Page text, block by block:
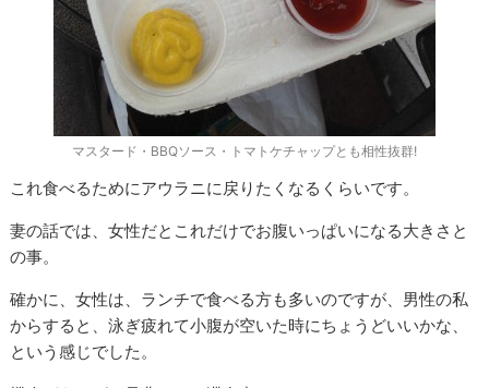
マスタード・BBQソース・トマトケチャップとも相性抜群!
これ食べるためにアウラニに戻りたくなるくらいです。
妻の話では、女性だとこれだけでお腹いっぱいになる大きさと
の事。
確かに、女性は、ランチで食べる方も多いのですが、男性の私
からすると、泳ぎ疲れて小腹が空いた時にちょうどいいかな、
という感じでした。